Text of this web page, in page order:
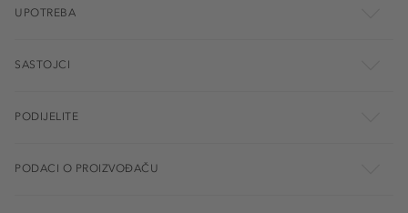
UPOTREBA
SASTOJCI
PODIJELITE
PODACI O PROIZVOĐAČU